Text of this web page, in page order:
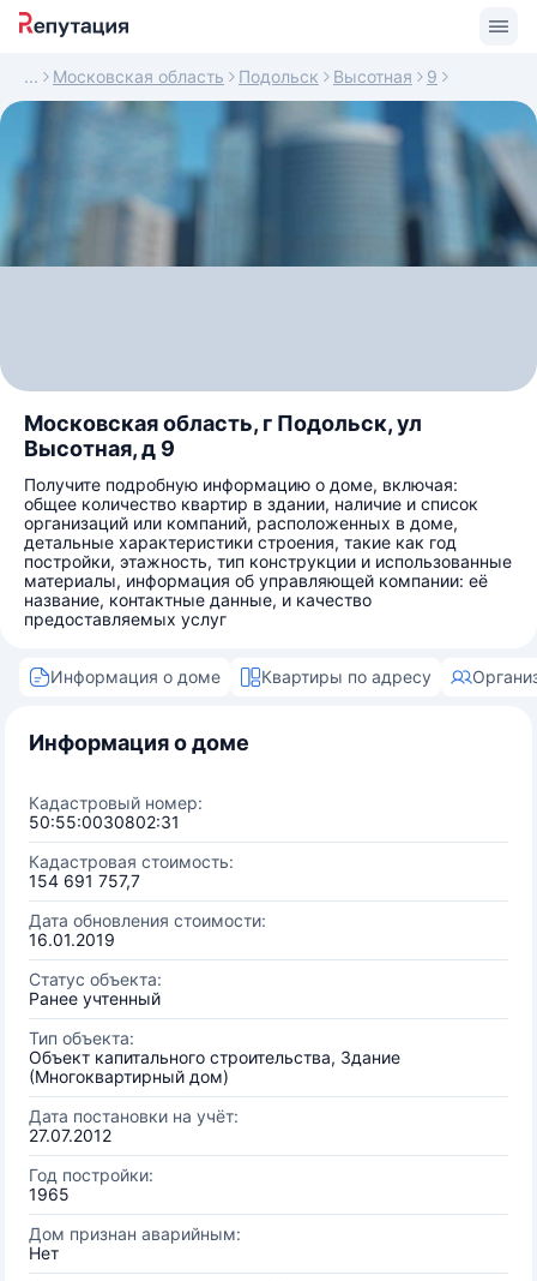
Московская область Подольск Высотная 9
Московская область, г Подольск, ул
Высотная, д 9
Получите подробную информацию о доме, включая:
общее количество квартир в здании, наличие и список
организаций или компаний, расположенных в доме,
детальные характеристики строения, такие как год
постройки, этажность, тип конструкции и использованные
материалы, информация об управляющей компании: её
название, контактные данные, и качество
предоставляемых услуг
Информация о доме Квартиры по адресу
Информация о доме
Кадастровый номер:
50:55:0030802:31
Кадастровая стоимость:
154 691 757,7
Дата обновления стоимости:
16.01.2019
Статус объекта:
Ранее учтенный
Тип объекта:
Объект капитального строительства, Здание
(Многоквартирный дом)
Дата постановки на учёт:
27.07.2012
Год постройки:
1965
Дом признан аварийным:
Нет